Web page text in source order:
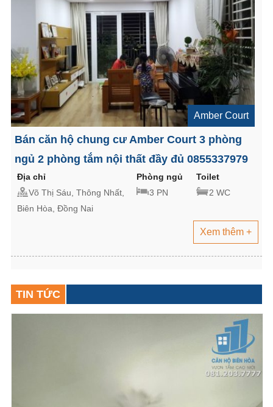
Amber Court
Bán căn hộ chung cư Amber Court 3 phòng
ngủ 2 phòng tắm nội thất đầy đủ 0855337979
Địa chỉ Phòng ngủ
Toilet
Võ Thị Sáu, Thông Nhất,
Biên Hòa, Đồng Nai
3 PN 2 WC
Xem thêm +
TIN TỨC